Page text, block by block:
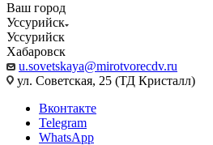
Ваш город
Уссурийск
Уссурийск
Хабаровск
u.sovetskaya@mirotvorecdv.ru
ул. Советская, 25 (ТД Кристалл)
Вконтакте
Telegram
WhatsApp